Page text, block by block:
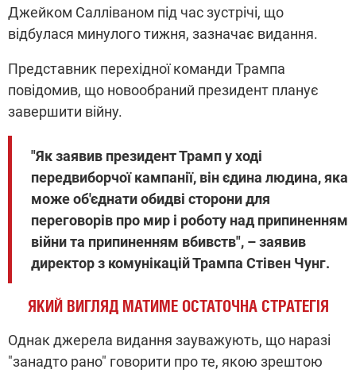
Джейком Салліваном під час зустрічі, що
відбулася минулого тижня, зазначає видання.
Представник перехідної команди Трампа
повідомив, що новообраний президент планує
завершити війну.
"Як заявив президент Трамп у ході
передвиборчої кампанії, він єдина людина, яка
може об'єднати обидві сторони для
переговорів про мир і роботу над припиненням
війни та припиненням вбивств", – заявив
директор з комунікацій Трампа Стівен Чунг.
ЯКИЙ ВИГЛЯД МАТИМЕ ОСТАТОЧНА СТРАТЕГІЯ
Однак джерела видання зауважують, що наразі
"занадто рано" говорити про те, якою зрештою